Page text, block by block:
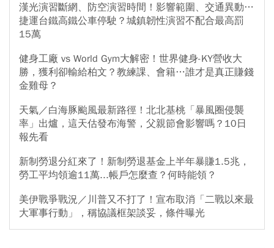
漢光演習斷網、防空演習時間！影響範圍、交通異動…
捷運台鐵高鐵公車停駛？城鎮韌性演習不配合最高罰
15萬
健身工廠 vs World Gym大解密！世界健身-KY營收大
勝，獲利卻輸給柏文？教練課、會籍…誰才是真正賺錢
金雞母？
天氣／白海豚颱風最新路徑！北北基桃「暴風圈侵襲
率」出爐，這天估發布海警，父親節會影響嗎？10日
報先看
新制勞退分紅來了！新制勞退基金上半年暴賺1.5兆，
勞工平均領逾11萬...帳戶怎麼查？何時能領？
美伊戰爭戰況／川普又不打了！宣布取消「二戰以來最
大軍事行動」，稱協議框架談妥，條件曝光